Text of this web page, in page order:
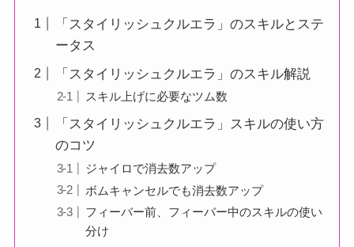
「スタイリッシュクルエラ」のスキルとステ
ータス
「スタイリッシュクルエラ」のスキル解説
スキル上げに必要なツム数
「スタイリッシュクルエラ」スキルの使い方
のコツ
ジャイロで消去数アップ
ボムキャンセルでも消去数アップ
フィーバー前、フィーバー中のスキルの使い
分け